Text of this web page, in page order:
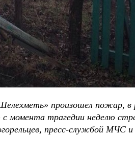
произошел пожар,
момента трагедии неделю
пресс-службой МЧС и